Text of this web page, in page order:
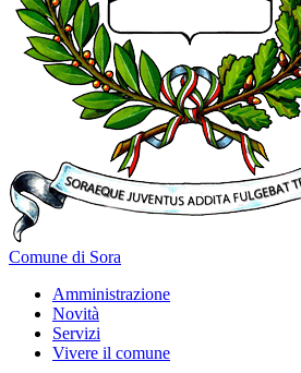
Comune di Sora
Amministrazione
Novità
Servizi
Vivere il comune